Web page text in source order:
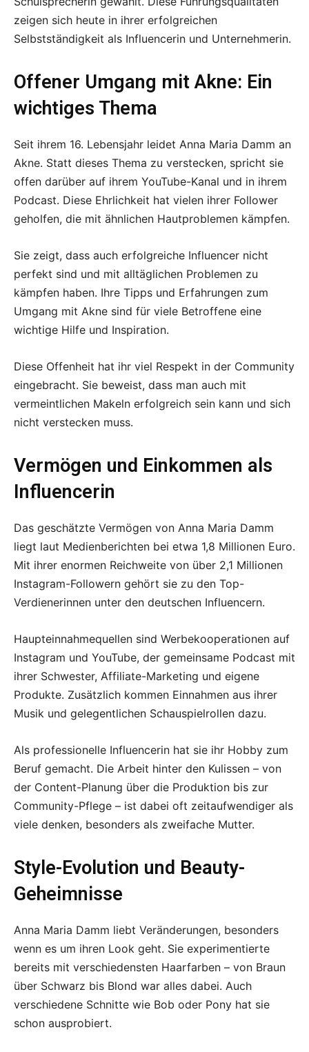
zeigen sich heute in ihrer erfolgreichen
Selbstständigkeit als Influencerin und Unternehmerin.
Offener Umgang mit Akne: Ein
wichtiges Thema
Seit ihrem 16. Lebensjahr leidet Anna Maria Damm an
Akne. Statt dieses Thema zu verstecken, spricht sie
offen darüber auf ihrem YouTube-Kanal und in ihrem
Podcast. Diese Ehrlichkeit hat vielen ihrer Follower
geholfen, die mit ähnlichen Hautproblemen kämpfen.
Sie zeigt, dass auch erfolgreiche Influencer nicht
perfekt sind und mit alltäglichen Problemen zu
kämpfen haben. Ihre Tipps und Erfahrungen zum
Umgang mit Akne sind für viele Betroffene eine
wichtige Hilfe und Inspiration.
Diese Offenheit hat ihr viel Respekt in der Community
eingebracht. Sie beweist, dass man auch mit
vermeintlichen Makeln erfolgreich sein kann und sich
nicht verstecken muss.
Vermögen und Einkommen als
Influencerin
Das geschätzte Vermögen von Anna Maria Damm
liegt laut Medienberichten bei etwa 1,8 Millionen Euro.
Mit ihrer enormen Reichweite von über 2,1 Millionen
Instagram-Followern gehört sie zu den Top-
Verdienerinnen unter den deutschen Influencern.
Haupteinnahmequellen sind Werbekooperationen auf
Instagram und YouTube, der gemeinsame Podcast mit
ihrer Schwester, Affiliate-Marketing und eigene
Produkte. Zusätzlich kommen Einnahmen aus ihrer
Musik und gelegentlichen Schauspielrollen dazu.
Als professionelle Influencerin hat sie ihr Hobby zum
Beruf gemacht. Die Arbeit hinter den Kulissen – von
der Content-Planung über die Produktion bis zur
Community-Pflege – ist dabei oft zeitaufwendiger als
viele denken, besonders als zweifache Mutter.
Style-Evolution und Beauty-
Geheimnisse
Anna Maria Damm liebt Veränderungen, besonders
wenn es um ihren Look geht. Sie experimentierte
bereits mit verschiedensten Haarfarben – von Braun
über Schwarz bis Blond war alles dabei. Auch
verschiedene Schnitte wie Bob oder Pony hat sie
schon ausprobiert.